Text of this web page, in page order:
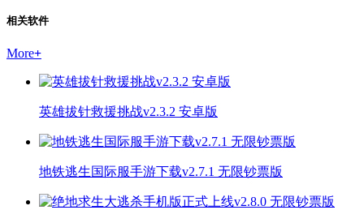
相关软件
More+
英雄拔针救援挑战v2.3.2 安卓版
地铁逃生国际服手游下载v2.7.1 无限钞票版